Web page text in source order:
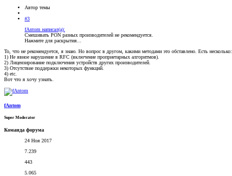
Автор темы
#3
fAntom написал(а):
Смешивать PON разных производителей не рекомендуется.
Нажмите для раскрытия...
То, что не рекомендуется, я знаю. Но вопрос в другом, какими методами это обставлено. Есть несколько:
1) Не явное нарушение в RFC (включение проприетарных алгоритмов).
2) Лицензирование подключения устройств других производителей.
3) Отсутствие поддержки некоторых функций.
4) etc.
Вот что я хочу узнать.
fAntom
Super Moderator
Команда форума
24 Ноя 2017
7.239
443
5.065